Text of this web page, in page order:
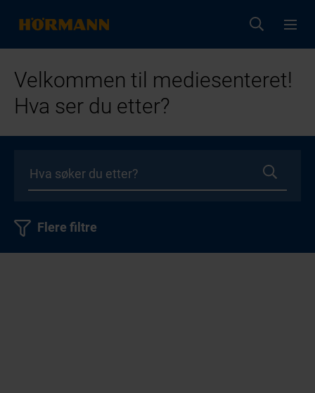
Velkommen til mediesenteret!
Hva ser du etter?
Flere filtre